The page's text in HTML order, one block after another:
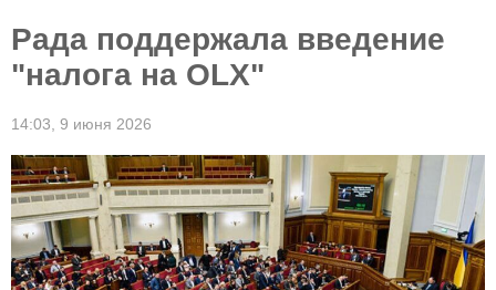
Рада поддержала введение
"налога на OLX"
14:03, 9 июня 2026